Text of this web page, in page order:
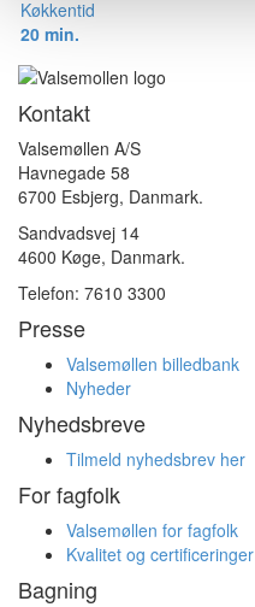
Køkkentid
20 min.
Kontakt
Valsemøllen A/S
Havnegade 58
6700 Esbjerg, Danmark.
Sandvadsvej 14
4600 Køge, Danmark.
Telefon: 7610 3300
Presse
Valsemøllen billedbank
Nyheder
Nyhedsbreve
Tilmeld nyhedsbrev her
For fagfolk
Valsemøllen for fagfolk
Kvalitet og certificeringer
Bagning